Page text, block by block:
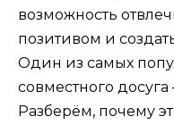
возможность
позитивом и
Один из самых
совместного
Разберём, почему